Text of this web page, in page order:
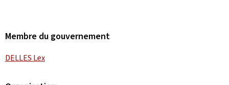
Membre du gouvernement
DELLES Lex